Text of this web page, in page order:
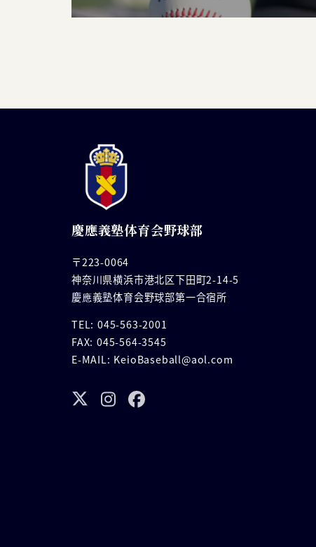
慶應義塾体育会野球部
〒223-0064
神奈川県横浜市港北区下田町2-14-5
慶應義塾体育会野球部第一合宿所
TEL: 045-563-2001
FAX: 045-564-3545
E-MAIL: KeioBaseball@aol.com